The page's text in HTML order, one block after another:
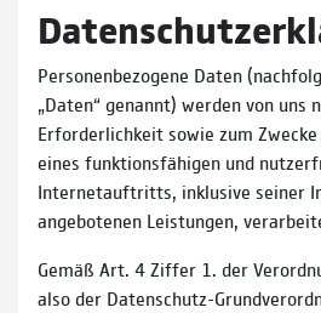
Personenbezogene Daten
„Daten“ genannt) werden von uns
Erforderlichkeit sowie zum
eines funktionsfähigen und
Internetauftritts, inklusive seiner
angebotenen Leistungen,
Gemäß Art. 4 Ziffer 1. der
also der Datenschutz-